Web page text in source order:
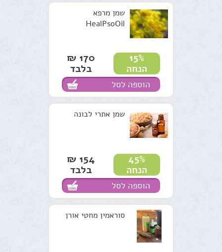
שמן מרפא
HealPsoOil
15%
הנחה
170 ₪
בלבד
הוספה לסל
שמן אתרי לבונה
45%
הנחה
154 ₪
בלבד
הוספה לסל
סוראמין מחטי אורן